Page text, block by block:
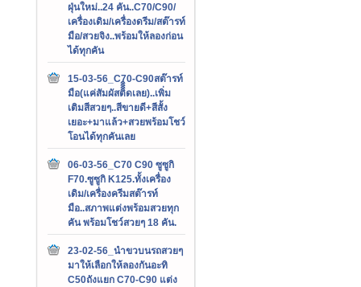
ฝุ่นใหม่..24 คัน..C70/C90/
เครื่องเดิม/เครื่องดรีม/สต๊ารท์
มือ/สวยจิง..พร้อมให้ลองก่อน
ได้ทุกคัน
15-03-56_C70-C90สต๊ารท์
มือ(แค่สัมผัสติิิิดเลย)..เพิ่ม
เติมสีสวยๆ..สีขายดี+สีสั้ง
เยอะ+มาแล้ว+สวยพร้อมโชว์
โอนได้ทุกคันเลย
06-03-56_C70 C90 ซูซูกิ
F70.ซูซูกิ K125.ทั้งเครื่อง
เดิม/เครื่องครีมสต๊ารท์
มือ..สภาพแต่งพร้อมสวยทุก
คัน พร้อมโชว์สวยๆ 18 คัน.
23-02-56_นำขวบนรถสวยๆ
มาให้เลือกให้ลองกันอะทิ
C50ถังแยก C70-C90 แต่ง